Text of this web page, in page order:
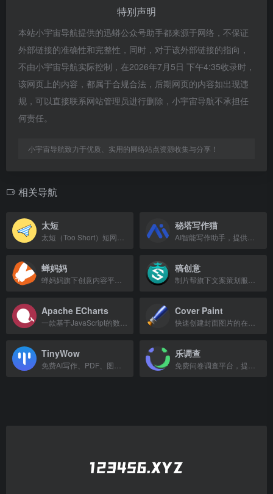
特别声明
本站小宇宙导航提供的迅蟒公众号助手都来源于网络，不保证
外部链接的准确性和完整性，同时，对于该外部链接的指向，
不由小宇宙导航实际控制，在2026年7月5日 下午4:35收录时，
该网页上的内容，都属于合规合法，后期网页的内容如出现违
规，可以直接联系网站管理员进行删除，小宇宙导航不承担任
何责任。
小宇宙导航致力于优质、实用的网络站点资源收集与分享！
相关导航
太短 秘塔写作猫
蝉妈妈 稿创意
Apache ECharts Cover Paint
TinyWow 乐调查